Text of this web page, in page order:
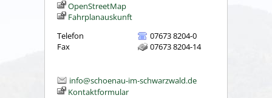
OpenStreetMap
Fahrplanauskunft
Telefon
07673 8204-0
Fax
07673 8204-14
info@schoenau-im-schwarzwald.de
Kontaktformular